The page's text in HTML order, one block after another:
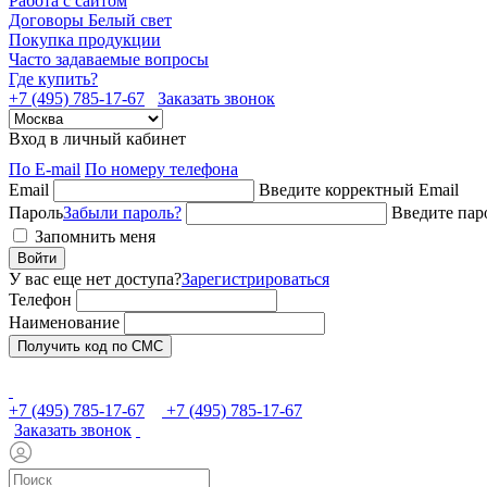
Договоры Белый свет
Покупка продукции
Часто задаваемые вопросы
Где купить?
+7 (495) 785-17-67
Заказать звонок
Вход в личный кабинет
По E-mail По номеру телефона
Email
Введите корректный Email
ПарольЗабыли пароль?
Введите
Запомнить меня
Войти
У вас еще нет доступа?Зарегистрироваться
Телефон
Наименование
Получить код по СМС
+7 (495) 785-17-67
+7 (495) 785-17-67
Заказать звонок